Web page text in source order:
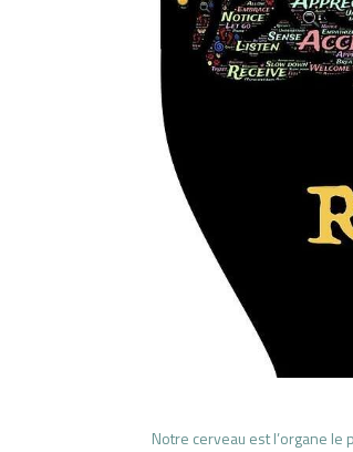
Notre cerveau est l’organe